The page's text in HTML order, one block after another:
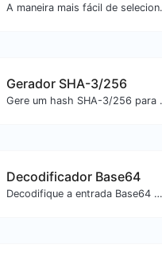
A maneira mais
Gerador SHA-3/256
Gere um
Decodificador Base64
Decodifique a entrada Base64 de volta para texto.